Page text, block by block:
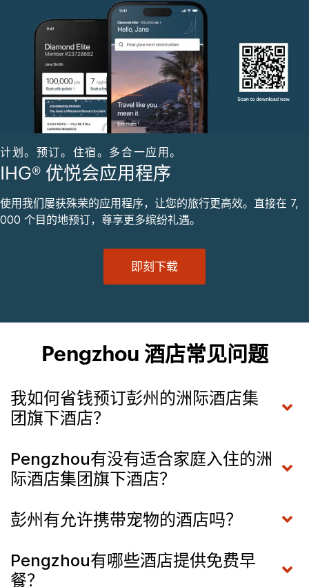
计划。预订。住宿。多合一应用。
IHG® 优悦会应用程序
使用我们屡获殊荣的应用程序，让您的旅行更高效。直接在 7,
000 个目的地预订，尊享更多缤纷礼遇。
即刻下载
Pengzhou 酒店常见问题
我如何省钱预订彭州的洲际酒店集
团旗下酒店？
Pengzhou有没有适合家庭入住的洲
际酒店集团旗下酒店？
彭州有允许携带宠物的酒店吗？
Pengzhou有哪些酒店提供免费早
餐？